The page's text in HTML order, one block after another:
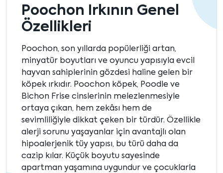
Poochon Irkının Genel
Özellikleri
Poochon, son yıllarda popülerliği artan,
minyatür boyutları ve oyuncu yapısıyla evcil
hayvan sahiplerinin gözdesi haline gelen bir
köpek ırkıdır. Poochon köpek, Poodle ve
Bichon Frise cinslerinin melezlenmesiyle
ortaya çıkan, hem zekâsı hem de
sevimliliğiyle dikkat çeken bir türdür. Özellikle
alerji sorunu yaşayanlar için avantajlı olan
hipoalerjenik tüy yapısı, bu türü daha da
cazip kılar. Küçük boyutu sayesinde
apartman yaşamına uygundur ve çocuklarla